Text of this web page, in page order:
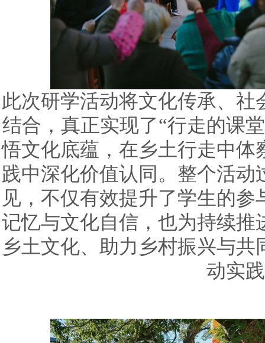
此次研学活动将文化传承、
结合，真正实现了“行走的课
悟文化底蕴，在乡土行走中体
践中深化价值认同。整个活
见，不仅有效提升了学生的
记忆与文化自信，也为持续推
乡土文化、助力乡村振兴与
动实